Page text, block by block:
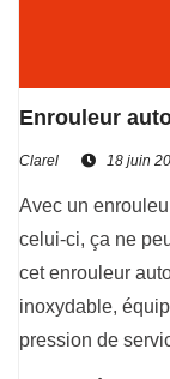
Enrouleur
Clarel 18 juin
Avec un
celui-ci, ça ne
cet enrouleur
inoxydable,
pression de